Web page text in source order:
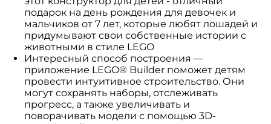
подарок на день рождения для девочек и
мальчиков от 7 лет, которые любят лошадей и
придумывают свои собственные истории с
животными в стиле LEGO
Интересный способ построения —
приложение LEGO® Builder поможет детям
провести интуитивное строительство. Они
могут сохранять наборы, отслеживать
прогресс, а также увеличивать и
поворачивать модели с помощью 3D-